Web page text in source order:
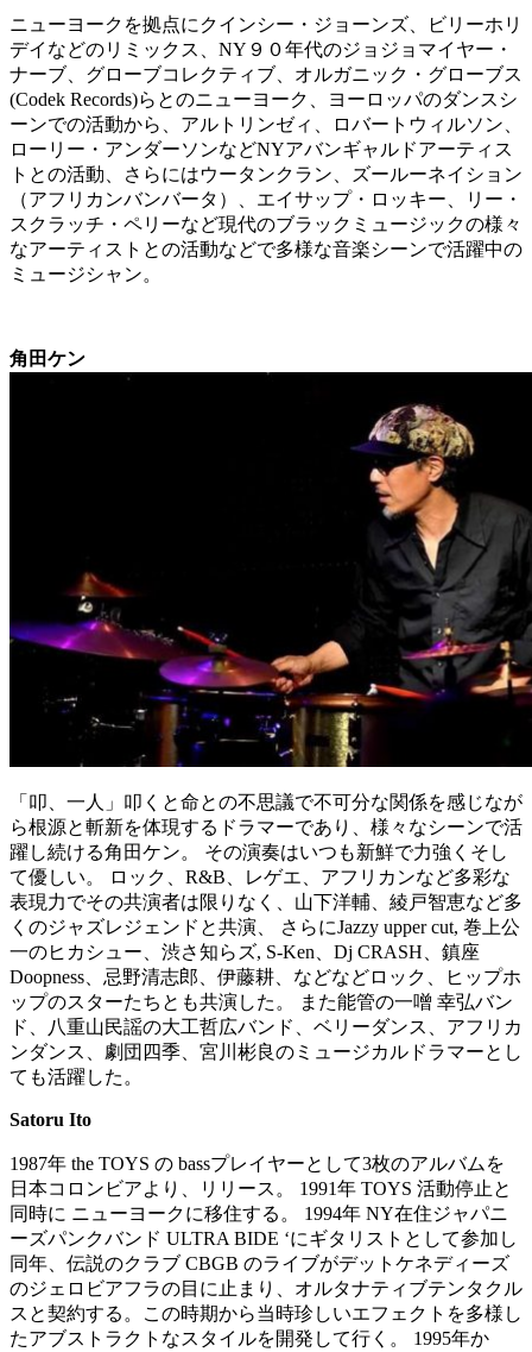
ニューヨークを拠点にクインシー・ジョーンズ、ビリーホリ
デイなどのリミックス、NY９０年代のジョジョマイヤー・
ナーブ、グローブコレクティブ、オルガニック・グローブス
(Codek Records)らとのニューヨーク、ヨーロッパのダンスシ
ーンでの活動から、アルトリンゼィ、ロバートウィルソン、
ローリー・アンダーソンなどNYアバンギャルドアーティス
トとの活動、さらにはウータンクラン、ズールーネイション
（アフリカンバンバータ）、エイサップ・ロッキー、リー・
スクラッチ・ペリーなど現代のブラックミュージックの様々
なアーティストとの活動などで多様な音楽シーンで活躍中の
ミュージシャン。
角田ケン
「叩、一人」叩くと命との不思議で不可分な関係を感じなが
ら根源と斬新を体現するドラマーであり、様々なシーンで活
躍し続ける角田ケン。 その演奏はいつも新鮮で力強くそし
て優しい。 ロック、R&B、レゲエ、アフリカンなど多彩な
表現力でその共演者は限りなく、山下洋輔、綾戸智恵など多
くのジャズレジェンドと共演、 さらにJazzy upper cut, 巻上公
一のヒカシュー、渋さ知らズ, S-Ken、Dj CRASH、鎮座
Doopness、忌野清志郎、伊藤耕、などなどロック、ヒップホ
ップのスターたちとも共演した。 また能管の一噌 幸弘バン
ド、八重山民謡の大工哲広バンド、ベリーダンス、アフリカ
ンダンス、劇団四季、宮川彬良のミュージカルドラマーとし
ても活躍した。
Satoru Ito
1987年 the TOYS の bassプレイヤーとして3枚のアルバムを
日本コロンビアより、リリース。 1991年 TOYS 活動停止と
同時に ニューヨークに移住する。 1994年 NY在住ジャパニ
ーズパンクバンド ULTRA BIDE ‘にギタリストとして参加し
同年、伝説のクラブ CBGB のライブがデットケネディーズ
のジェロビアフラの目に止まり、オルタナティブテンタクル
スと契約する。この時期から当時珍しいエフェクトを多様し
たアブストラクトなスタイルを開発して行く。 1995年か